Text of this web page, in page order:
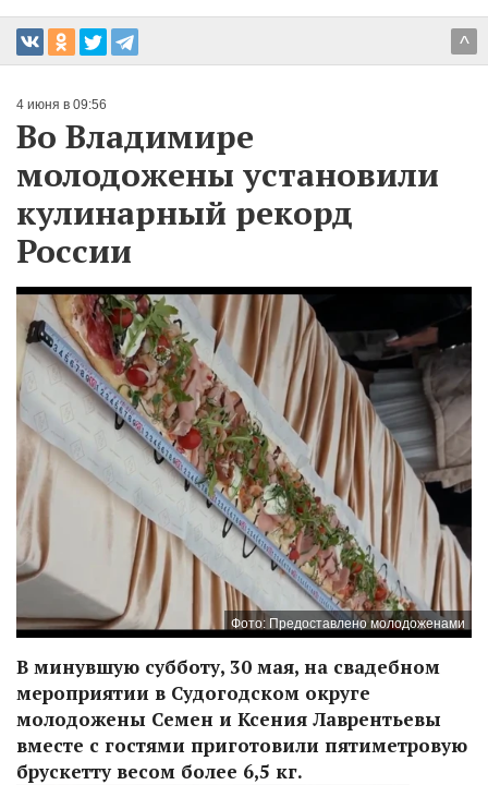
^
4 июня в 09:56
Во Владимире
молодожены установили
кулинарный рекорд
России
Фото: Предоставлено молодоженами
В минувшую субботу, 30 мая, на свадебном
мероприятии в Судогодском округе
молодожены Семен и Ксения Лаврентьевы
вместе с гостями приготовили пятиметровую
брускетту весом более 6,5 кг.